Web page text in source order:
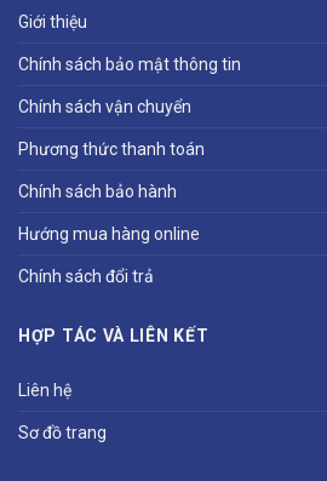
Giới thiệu
Chính sách bảo mật thông tin
Chính sách vận chuyển
Phương thức thanh toán
Chính sách bảo hành
Hướng mua hàng online
Chính sách đổi trả
HỢP TÁC VÀ LIÊN KẾT
Liên hệ
Sơ đồ trang